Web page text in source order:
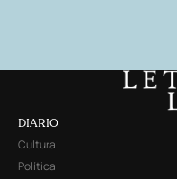
DIARIO
Cultura
Política